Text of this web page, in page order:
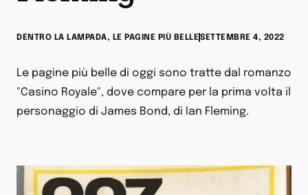
DENTRO LA LAMPADA, LE PAGINE PIÙ BELLESETTEMBRE 4, 2022
Le pagine più belle di oggi sono tratte dal romanzo
"Casino Royale", dove compare per la prima volta il
personaggio di James Bond, di Ian Fleming.